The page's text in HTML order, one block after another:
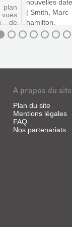
de
du
A propos du site
Plan du site
Mentions légales
FAQ
Nos partenariats